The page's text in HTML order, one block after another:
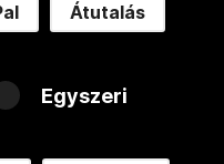
Átutalás
Egyszeri